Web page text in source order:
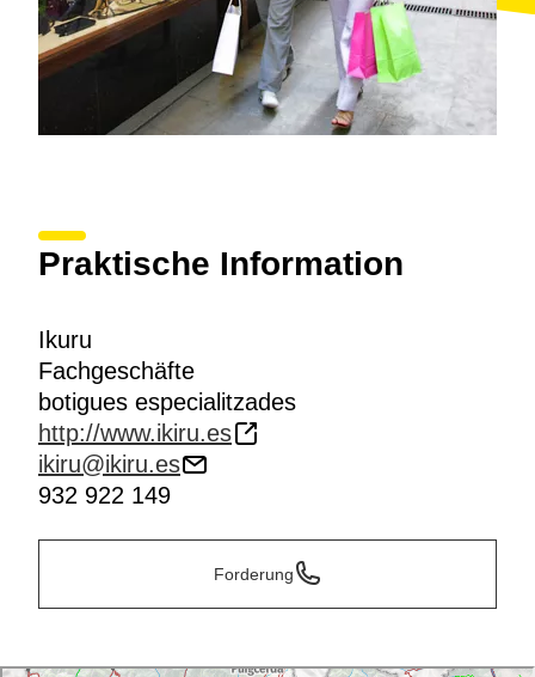
Praktische Information
Ikuru
Fachgeschäfte
botigues especialitzades
http://www.ikiru.es
ikiru@ikiru.es
932 922 149
Forderung